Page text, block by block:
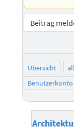
Beitrag
Übersicht